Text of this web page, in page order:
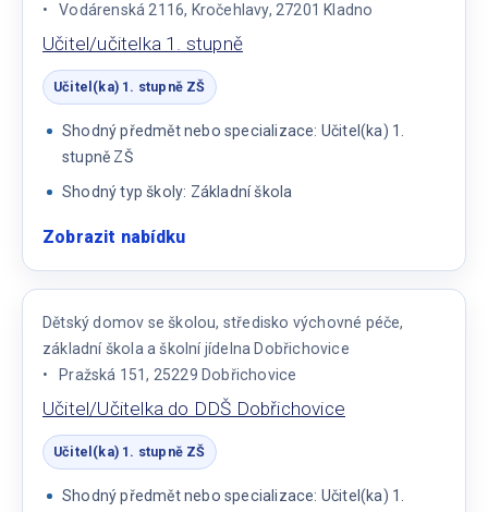
Vodárenská 2116, Kročehlavy, 27201 Kladno
Učitel/učitelka 1. stupně
Učitel(ka) 1. stupně ZŠ
Shodný předmět nebo specializace: Učitel(ka) 1.
stupně ZŠ
Shodný typ školy: Základní škola
Zobrazit nabídku:
1.
stupně
Dětský domov se školou, středisko výchovné péče,
základní škola a školní jídelna Dobřichovice
Pražská 151, 25229 Dobřichovice
Učitel/Učitelka do DDŠ Dobřichovice
Učitel(ka) 1. stupně ZŠ
Shodný předmět nebo specializace: Učitel(ka) 1.